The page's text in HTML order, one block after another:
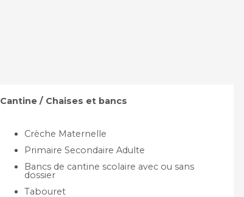
Cantine / Chaises et bancs
Crèche Maternelle
Primaire Secondaire Adulte
Bancs de cantine scolaire avec ou sans
dossier
Tabouret